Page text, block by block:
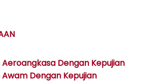
Dengan Kepujian
Dengan Kepujian